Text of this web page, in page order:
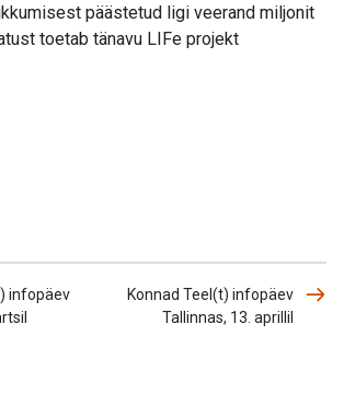
päästetud ligi veerand miljonit
toetab tänavu LIFe projekt
infopäev
Konnad Teel(t) infopäev
Tallinnas, 13. aprillil